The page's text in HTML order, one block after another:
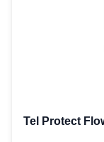
Tel Protect